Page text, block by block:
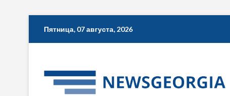
Пятница, 07 августа, 2026